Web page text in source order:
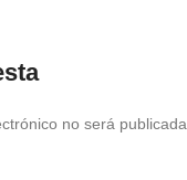
no será publicada.